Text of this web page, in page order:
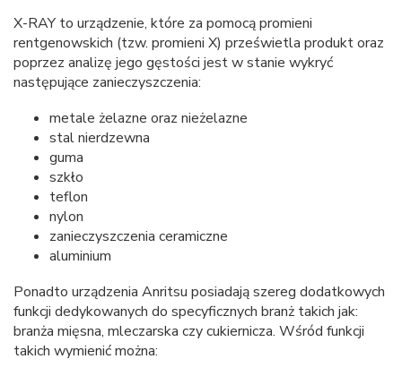
X-RAY to urządzenie, które za pomocą promieni
rentgenowskich (tzw. promieni X) prześwietla produkt oraz
poprzez analizę jego gęstości jest w stanie wykryć
następujące zanieczyszczenia:
metale żelazne oraz nieżelazne
stal nierdzewna
guma
szkło
teflon
nylon
zanieczyszczenia ceramiczne
aluminium
Ponadto urządzenia Anritsu posiadają szereg dodatkowych
funkcji dedykowanych do specyficznych branż takich jak:
branża mięsna, mleczarska czy cukiernicza. Wśród funkcji
takich wymienić można: